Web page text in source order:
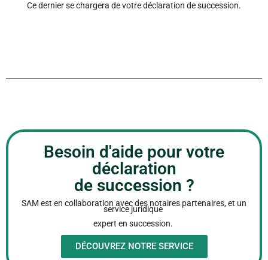
Ce dernier se chargera de votre déclaration de succession.
Besoin d'aide pour votre
déclaration
de succession ?
SAM est en collaboration avec des notaires partenaires, et un
service juridique
expert en succession.
DÉCOUVREZ NOTRE SERVICE